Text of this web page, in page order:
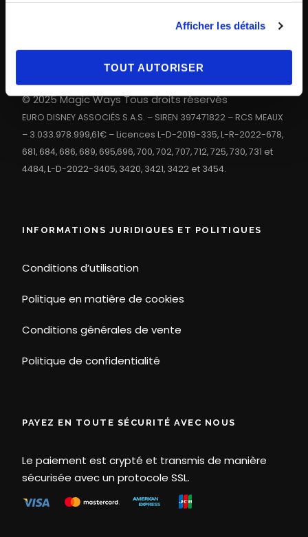
Afficher les détails
TOUT AUTORISER
+33 (0)1 40 06 88 00
contact@magicways.fr
© Disney
© 2025 Magic Ways Tous droits réservés
EURO DISNEY ASSOCIÉS S.A.S. – SIREN 397471822 – RCS MEAUX
– 3.033.978.999,61€ – Licences L-D-2019-335, L-R-2022-678,
681, 684, 686, 689, 695,696, 700, 702, 707, 712, 725, 730, 731 et
4484, L-D-2022-3405, 3420, 3421, 3422 et 3454.
INFORMATIONS JURIDIQUES ET POLITIQUES
Conditions d’utilisation
Politique en matière de cookies
Conditions générales de vente
Politique de confidentialité
PAYEZ EN TOUTE SÉCURITÉ AVEC NOUS
Le paiement est crypté et transmis de manière
sécurisée avec un protocole SSL.